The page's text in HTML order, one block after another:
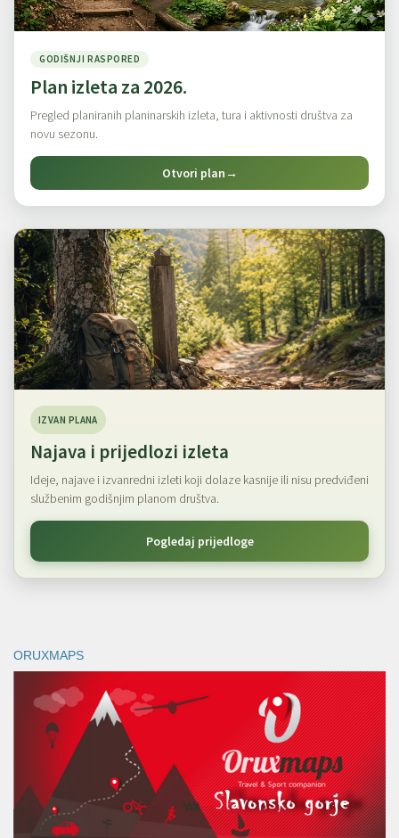
GODIŠNJI RASPORED
Plan izleta za 2026.
Pregled planiranih planinarskih izleta, tura i aktivnosti društva za
novu sezonu.
Otvori plan→
IZVAN PLANA
Najava i prijedlozi izleta
Ideje, najave i izvanredni izleti koji dolaze kasnije ili nisu predviđeni
službenim godišnjim planom društva.
Pogledaj prijedloge
ORUXMAPS